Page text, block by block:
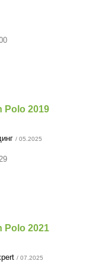
Polo 2019
/ 05.2025
Polo 2021
/ 07.2025